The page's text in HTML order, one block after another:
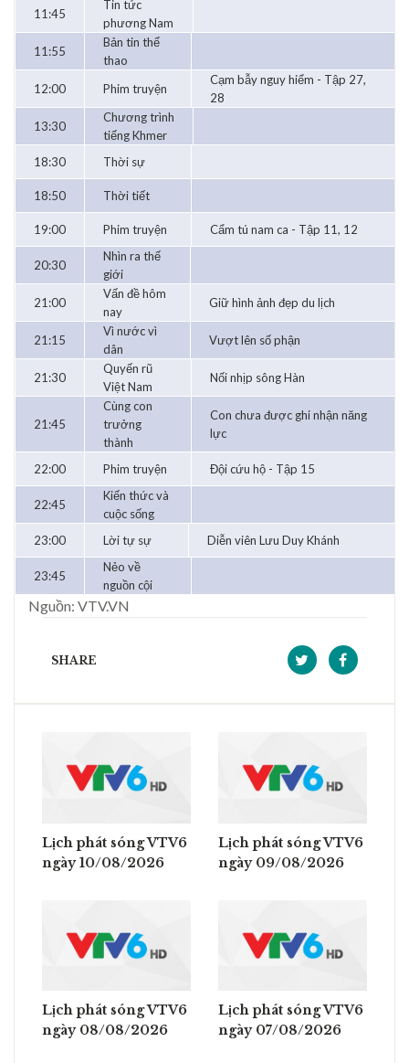
11:45
Tin tức
phương Nam
11:55
Bản tin thể
thao
12:00
Phim truyện
Cạm bẫy nguy hiểm - Tập 27,
28
13:30
Chương trình
tiếng Khmer
18:30
Thời sự
18:50 Thời tiết
19:00 Phim truyện Cẩm tú nam ca - Tập 11, 12
20:30
Nhìn ra thế
giới
21:00
Vấn đề hôm
nay
Giữ hình ảnh đẹp du lịch
21:15
Vì nước vì
dân
Vượt lên số phận
21:30
Quyến rũ
Việt Nam
Nối nhịp sông Hàn
21:45
Cùng con
trưởng
thành
Con chưa được ghi nhận năng
lực
22:00 Phim truyện Đội cứu hộ - Tập 15
22:45
Kiến thức và
cuộc sống
23:00
Lời tự sự Diễn viên Lưu Duy Khánh
23:45
Nẻo về
nguồn cội
Nguồn: VTV.VN
SHARE
Lịch phát sóng VTV6
ngày 10/08/2026
Lịch phát sóng VTV6
ngày 09/08/2026
Lịch phát sóng VTV6
ngày 08/08/2026
Lịch phát sóng VTV6
ngày 07/08/2026